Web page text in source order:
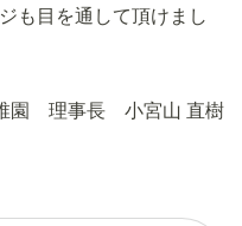
も目を通して頂けまし
園 理事長 小宮山 直樹